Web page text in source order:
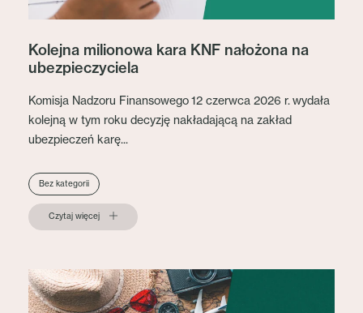
Kolejna milionowa kara KNF nałożona na
ubezpieczyciela
Komisja Nadzoru Finansowego 12 czerwca 2026 r. wydała
kolejną w tym roku decyzję nakładającą na zakład
ubezpieczeń karę...
Bez kategorii
Czytaj więcej